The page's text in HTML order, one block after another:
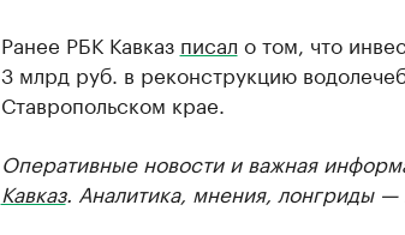
Ранее РБК Кавказ писал о том, что
3 млрд руб. в реконструкцию
Ставропольском крае.
Оперативные новости и важная
Кавказ. Аналитика, мнения, лонгриды —